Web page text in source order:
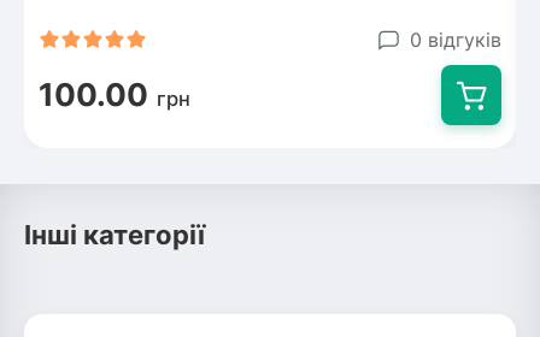
0 відгуків
100.00 грн
Інші категорії